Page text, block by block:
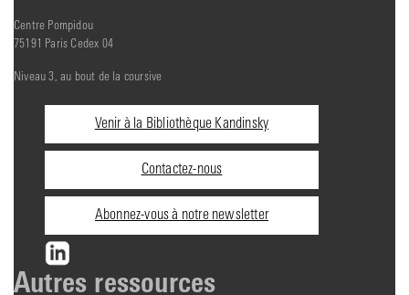
Centre Pompidou
75191 Paris Cedex 04
Niveau 3, au bout de la coursive
Informations
pratiques
Venir à la Bibliothèque Kandinsky
Contactez-nous
Abonnez-vous à notre newsletter
Autres ressources